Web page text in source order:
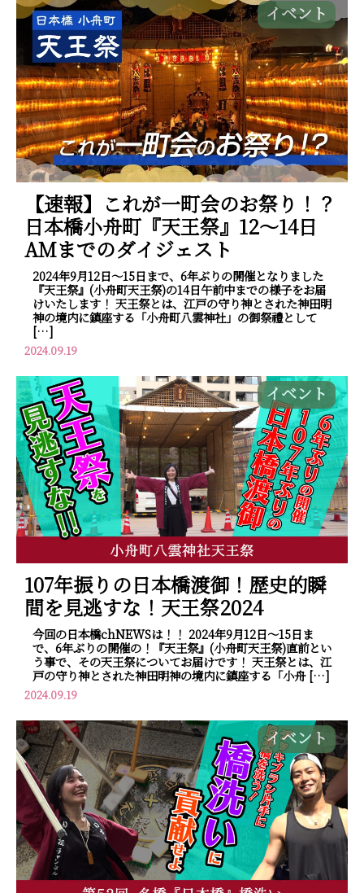
イベント
【速報】これが一町会のお祭り！？
日本橋小舟町『天王祭』12～14日
AMまでのダイジェスト
2024年9月12日～15日まで、6年ぶりの開催となりました
『天王祭』(小舟町天王祭)の14日午前中までの様子をお届
けいたします！ 天王祭とは、江戸の守り神とされた神田明
神の境内に鎮座する「小舟町八雲神社」の御祭禮として
[…]
2024.09.19
イベント
107年振りの日本橋渡御！歴史的瞬
間を見逃すな！天王祭2024
今回の日本橋chNEWSは！！ 2024年9月12日～15日ま
で、6年ぶりの開催の！『天王祭』(小舟町天王祭)直前とい
う事で、その天王祭についてお届けです！ 天王祭とは、江
戸の守り神とされた神田明神の境内に鎮座する「小舟 […]
2024.09.19
イベント